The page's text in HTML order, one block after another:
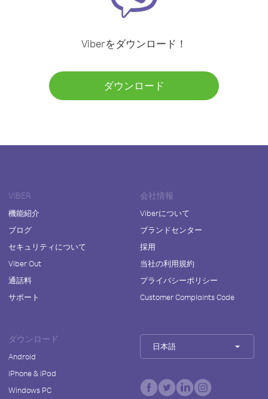
Viberをダウンロード！
ダウンロード
VIBER
機能紹介
ブログ
セキュリティについて
Viber Out
通話料
サポート
会社情報
Viberについて
ブランドセンター
採用
当社の利用規約
プライバシーポリシー
Customer Complaints Code
ダウンロード
Android
iPhone & iPad
Windows PC
日本語